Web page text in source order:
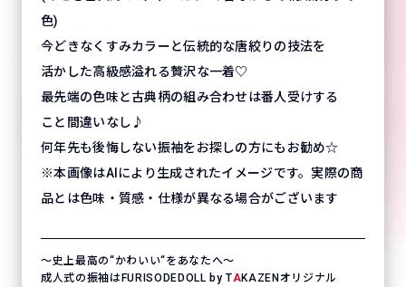
色)
今どきなくすみカラーと伝統的な唐絞りの技法を
活かした高級感溢れる贅沢な一着♡
最先端の色味と古典柄の組み合わせは番人受けする
こと間違いなし♪
何年先も後悔しない振袖をお探しの方にもお勧め☆
※本画像はAIにより生成されたイメージです。実際の商
品とは色味・質感・仕様が異なる場合がございます
〜史上最高の“かわいい“をあなたへ〜
成人式の振袖はFURISODEDOLL by TAKAZENオリジナル